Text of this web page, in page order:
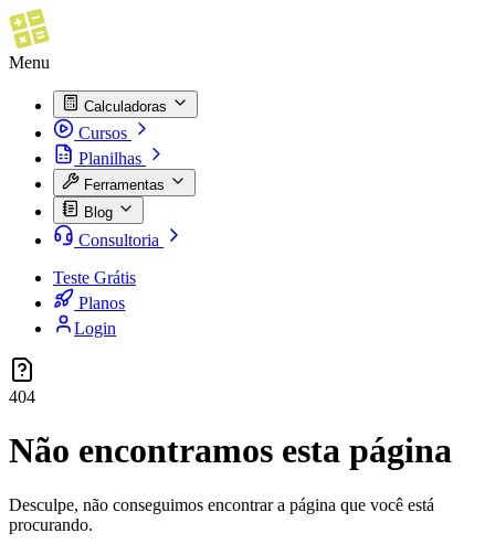
Menu
Calculadoras
Cursos
Planilhas
Ferramentas
Blog
Consultoria
Teste Grátis
Planos
Login
404
Não encontramos esta página
Desculpe, não conseguimos encontrar a página que você está
procurando.